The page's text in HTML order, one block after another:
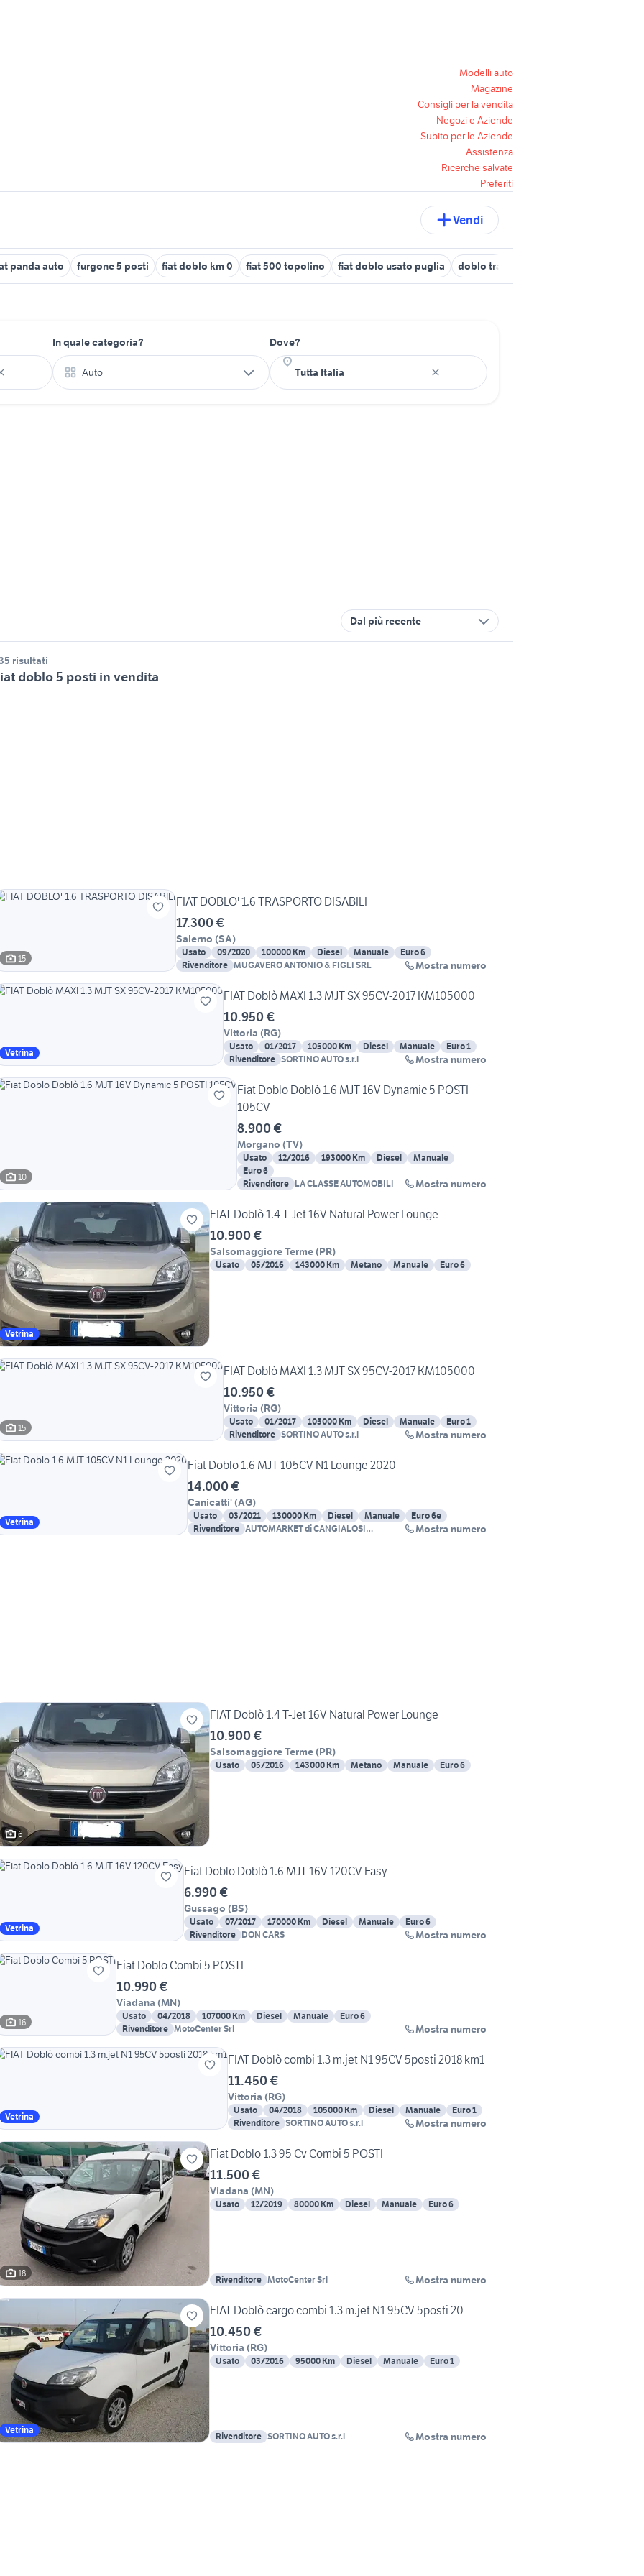
Modelli auto
Magazine
Consigli per la vendita
Negozi e Aziende
Subito per le Aziende
Assistenza
Ricerche salvate
Preferiti
Vendi
panda auto furgone 5 posti fiat doblo km 0 fiat 500 topolino fiat doblo usato puglia doblo trasporto disabili
In quale categoria?
Auto
Dove?
Dal più recente
risultati
doblo 5 posti in vendita
15
FIAT DOBLO' 1.6 TRASPORTO DISABILI
17.300 €
Salerno (SA)
Usato 09/2020 100000 Km Diesel Manuale
Euro 6
Rivenditore MUGAVERO ANTONIO & FIGLI SRL Mostra numero
Vetrina
FIAT Doblò MAXI 1.3 MJT SX 95CV-2017 KM105000
10.950 €
Vittoria (RG)
Usato 01/2017 105000 Km Diesel Manuale
Euro 1
Rivenditore SORTINO AUTO s.r.l Mostra numero
10
Fiat Doblo Doblò 1.6 MJT 16V Dynamic 5 POSTI
105CV
8.900 €
Morgano (TV)
Usato 12/2016 193000 Km Diesel
Manuale
Euro 6
Rivenditore LA CLASSE AUTOMOBILI Mostra numero
Vetrina
FIAT Doblò 1.4 T-Jet 16V Natural Power Lounge
10.900 €
Salsomaggiore Terme (PR)
Usato 05/2016 143000 Km Metano Manuale Euro 6
15
FIAT Doblò MAXI 1.3 MJT SX 95CV-2017 KM105000
10.950 €
Vittoria (RG)
Usato 01/2017 105000 Km Diesel Manuale
Euro 1
Rivenditore SORTINO AUTO s.r.l Mostra numero
Vetrina
Fiat Doblo 1.6 MJT 105CV N1 Lounge 2020
14.000 €
Canicatti' (AG)
Usato 03/2021 130000 Km Diesel Manuale
Euro 6e
Rivenditore AUTOMARKET di CANGIALOSI
Mostra numero
6
FIAT Doblò 1.4 T-Jet 16V Natural Power Lounge
10.900 €
Salsomaggiore Terme (PR)
Usato 05/2016 143000 Km Metano Manuale Euro 6
Vetrina
Fiat Doblo Doblò 1.6 MJT 16V 120CV Easy
6.990 €
Gussago (BS)
Usato 07/2017 170000 Km Diesel Manuale
Euro 6
Rivenditore DON CARS Mostra numero
16
Fiat Doblo Combi 5 POSTI
10.990 €
Viadana (MN)
Usato 04/2018 107000 Km Diesel Manuale
Euro 6
Rivenditore MotoCenter Srl Mostra numero
Vetrina
FIAT Doblò combi 1.3 m.jet N1 95CV 5posti 2018 km1
11.450 €
Vittoria (RG)
Usato 04/2018 105000 Km Diesel Manuale
Euro 1
Rivenditore SORTINO AUTO s.r.l Mostra numero
18
Fiat Doblo 1.3 95 Cv Combi 5 POSTI
11.500 €
Viadana (MN)
Usato 12/2019 80000 Km Diesel Manuale Euro 6
Rivenditore MotoCenter Srl Mostra numero
Vetrina
FIAT Doblò cargo combi 1.3 m.jet N1 95CV 5posti 20
10.450 €
Vittoria (RG)
Usato 03/2016 95000 Km Diesel Manuale Euro 1
Rivenditore SORTINO AUTO s.r.l Mostra numero